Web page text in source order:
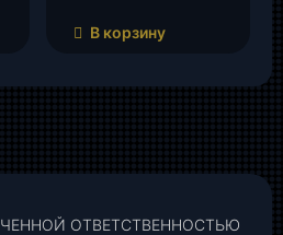
В корзину
ОТВЕТСТВЕННОСТЬЮ